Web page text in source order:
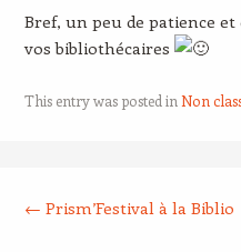
Bref, un peu de patience et
vos bibliothécaires
This entry was posted in Non
← Prism’Festival à la Biblio